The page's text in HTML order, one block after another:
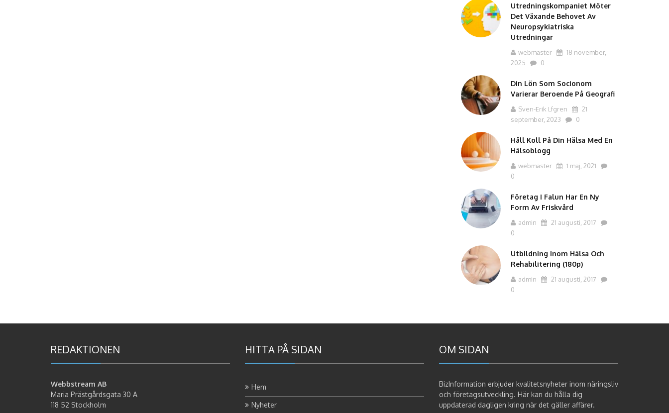
Utredningskompaniet Möter
Det Växande Behovet Av
Neuropsykiatriska
Utredningar
webmaster
18 november,
2025
0
Din Lön Som Socionom
Varierar Beroende På Geografi
Sven-Erik Lfgren
21
september, 2023
0
Håll Koll På Din Hälsa Med En
Hälsoblogg
webmaster
1 maj, 2021
0
Företag I Falun Har En Ny
Form Av Friskvård
admin
21 augusti, 2017
0
Utbildning Inom Hälsa Och
Rehabilitering (180p)
admin
21 augusti, 2017
0
REDAKTIONEN
Webbstream AB
Maria Prästgårdsgata 30 A
118 52 Stockholm
HITTA PÅ SIDAN
Hem
Nyheter
OM SIDAN
BizInformation erbjuder kvalitetsnyheter inom näringsliv
och företagsutveckling. Här kan du hålla dig
uppdaterad dagligen kring när det gäller affärer.